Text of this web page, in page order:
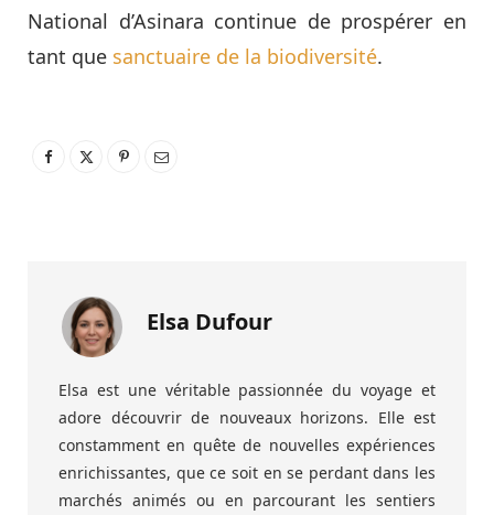
National d’Asinara continue de prospérer en
tant que sanctuaire de la biodiversité.
Elsa Dufour
Elsa est une véritable passionnée du voyage et
adore découvrir de nouveaux horizons. Elle est
constamment en quête de nouvelles expériences
enrichissantes, que ce soit en se perdant dans les
marchés animés ou en parcourant les sentiers